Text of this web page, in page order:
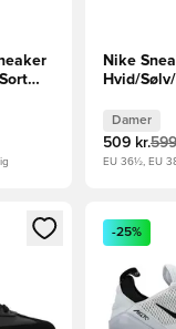
Nike
Hvid/
Damer
509 kr.
EU 36½, EU
at logge ind eller
Åbner
-25%